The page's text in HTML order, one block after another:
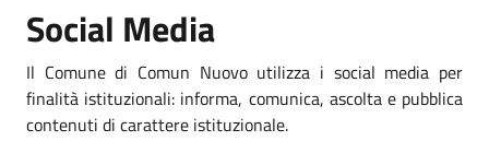
Social Media
Il Comune di Comun Nuovo utilizza i social media per
finalità istituzionali: informa, comunica, ascolta e pubblica
contenuti di carattere istituzionale.